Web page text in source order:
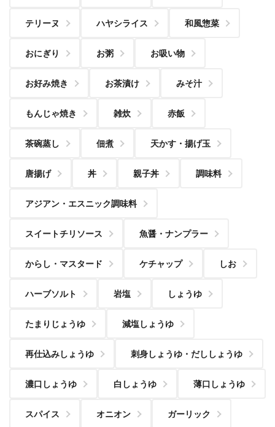
テリーヌ ハヤシライス 和風惣菜
おにぎり お粥 お吸い物
お好み焼き お茶漬け みそ汁
もんじゃ焼き 雑炊 赤飯
茶碗蒸し 佃煮 天かす・揚げ玉
唐揚げ 丼 親子丼 調味料
アジアン・エスニック調味料
スイートチリソース 魚醤・ナンプラー
からし・マスタード ケチャップ しお
ハーブソルト 岩塩 しょうゆ
たまりじょうゆ 減塩しょうゆ
再仕込みしょうゆ 刺身しょうゆ・だししょうゆ
濃口しょうゆ 白しょうゆ 薄口しょうゆ
スパイス オニオン ガーリック